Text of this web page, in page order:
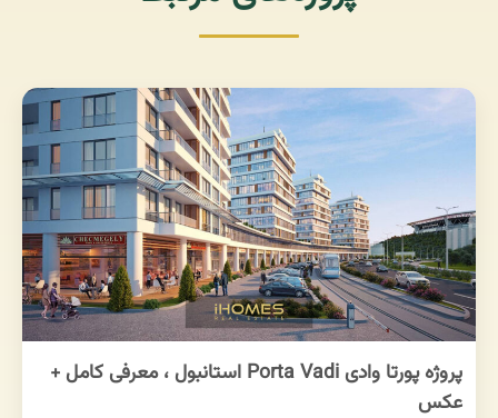
پروژه پورتا وادی Porta Vadi استانبول ، معرفی کامل +
عکس